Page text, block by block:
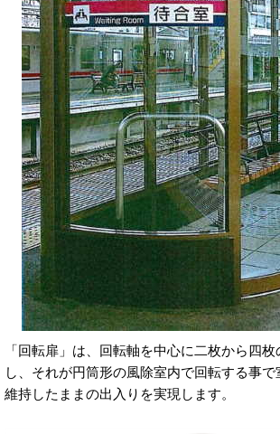
「回転扉」は、回転軸を中心に二枚から四
し、それが円筒形の風除室内で回転する事
維持したままの出入りを実現します。